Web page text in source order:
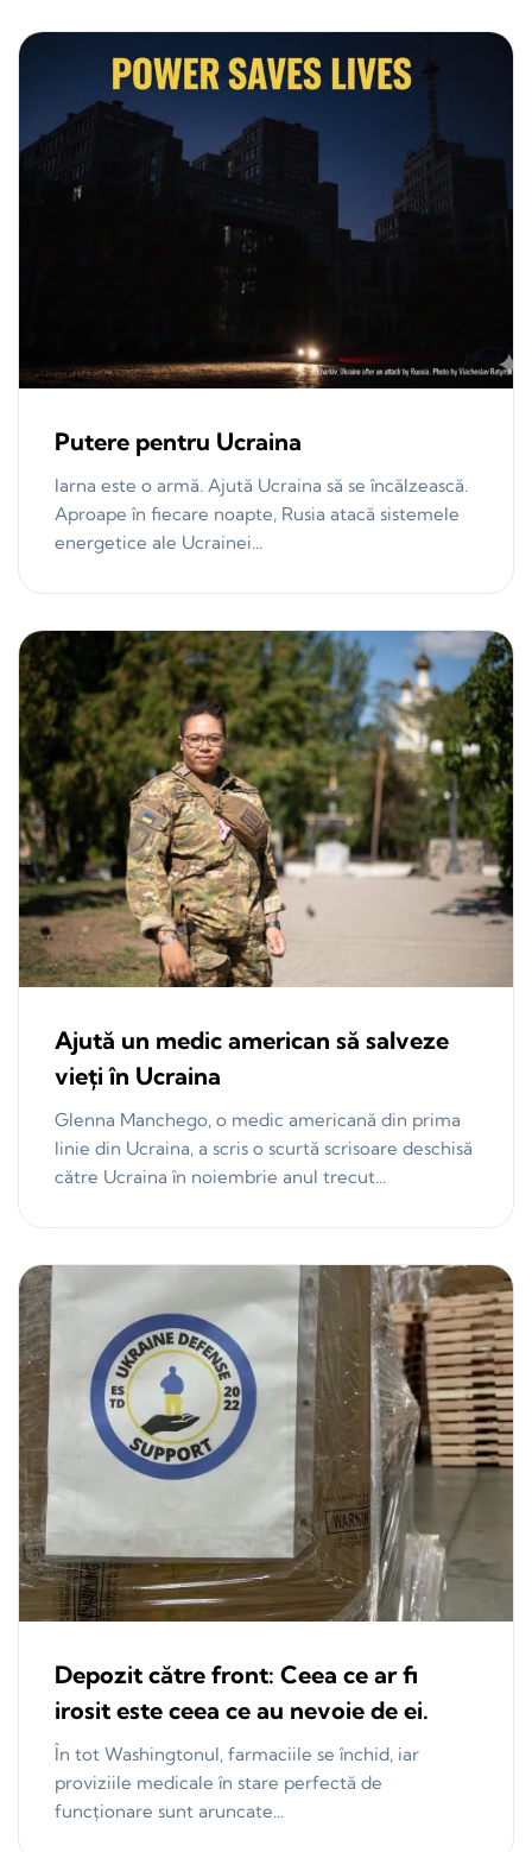
Putere pentru Ucraina
Iarna este o armă. Ajută Ucraina să se încălzească.
Aproape în fiecare noapte, Rusia atacă sistemele
energetice ale Ucrainei...
Ajută un medic american să salveze
vieți în Ucraina
Glenna Manchego, o medic americană din prima
linie din Ucraina, a scris o scurtă scrisoare deschisă
către Ucraina în noiembrie anul trecut...
Depozit către front: Ceea ce ar fi
irosit este ceea ce au nevoie de ei.
În tot Washingtonul, farmaciile se închid, iar
proviziile medicale în stare perfectă de
funcționare sunt aruncate...